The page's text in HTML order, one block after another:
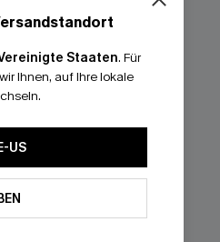
Staaten. Für
Ihnen, auf Ihre lokale
US